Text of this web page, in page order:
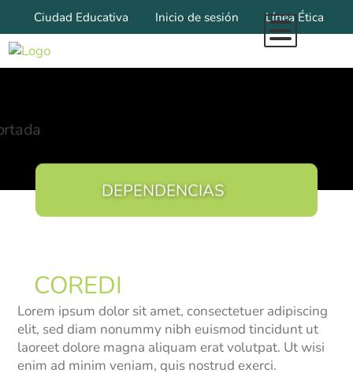
Ciudad Educativa Inicio de sesión Línea Ética
Inicio
Todo Lo Que Somos
Misional
Educación
Filosofía Institucional
Sedes
DEPENDENCIAS
COREDI
Lorem ipsum dolor sit amet, consectetuer adipiscing
elit, sed diam nonummy nibh euismod tincidunt ut
laoreet dolore magna aliquam erat volutpat. Ut wisi
enim ad minim veniam, quis nostrud exerci.